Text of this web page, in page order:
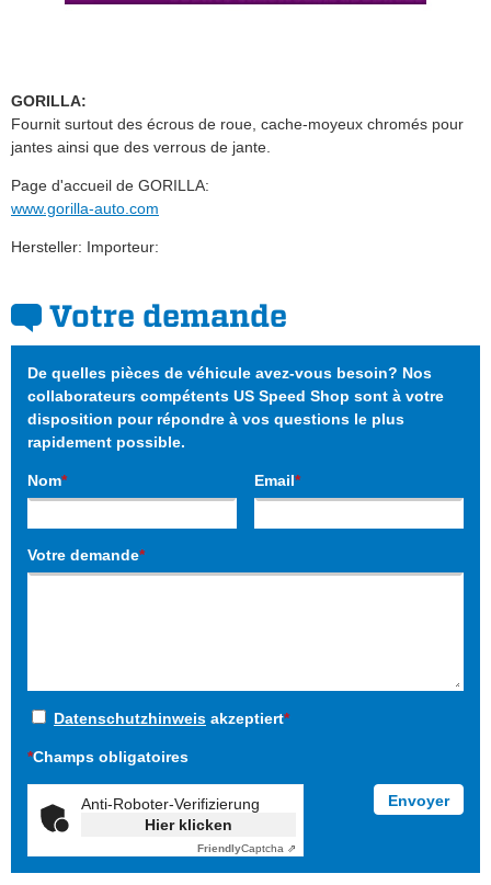
GORILLA:
Fournit surtout des écrous de roue, cache-moyeux chromés pour
jantes ainsi que des verrous de jante.
Page d'accueil de GORILLA:
www.gorilla-auto.com
Hersteller: Importeur:
Votre demande
De quelles pièces de véhicule avez-vous besoin? Nos
collaborateurs compétents US Speed Shop sont à votre
disposition pour répondre à vos questions le plus
rapidement possible.
Nom* Email*
Votre demande*
Datenschutzhinweis akzeptiert*
*Champs obligatoires
Anti-Roboter-Verifizierung
Hier klicken
FriendlyCaptcha ⇗